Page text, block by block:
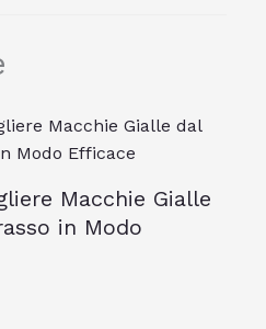
Macchie Gialle
in Modo